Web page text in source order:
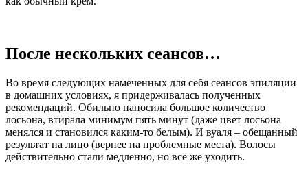
После нескольких сеансов…
Во время следующих намеченных для себя сеансов эпиляции
в домашних условиях, я придерживалась полученных
рекомендаций. Обильно наносила большое количество
лосьона, втирала минимум пять минут (даже цвет лосьона
менялся и становился каким-то белым). И вуаля – обещанный
результат на лицо (вернее на проблемные места). Волосы
действительно стали медленно, но все же уходить.